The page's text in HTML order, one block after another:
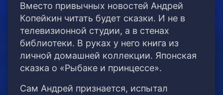
Вместо привычных новостей Андрей
Копейкин читать будет сказки. И не в
телевизионной студии, а в стенах
библиотеки. В руках у него книга из
личной домашней коллекции. Японская
сказка о «Рыбаке и принцессе».
Сам Андрей признается, испытал